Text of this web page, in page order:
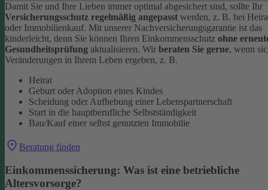
Damit Sie und Ihre Lieben immer optimal abgesichert sind, sollte Ihr
Versicherungsschutz regelmäßig angepasst werden, z. B. bei
oder Immobilienkauf. Mit unserer Nachversicherungsgarantie ist das
kinderleicht, denn Sie können Ihren Einkommensschutz ohne
Gesundheitsprüfung aktualisieren. Wir beraten Sie gerne, wenn
Veränderungen in Ihrem Leben ergeben, z. B.
Heirat
Geburt oder Adoption eines Kindes
Scheidung oder Aufhebung einer Lebenspartnerschaft
Start in die hauptberufliche Selbstständigkeit
Bau/Kauf einer selbst genutzten Immobilie
Beratung finden
Einkommenssicherung: Was ist eine betriebliche
Altersvorsorge?